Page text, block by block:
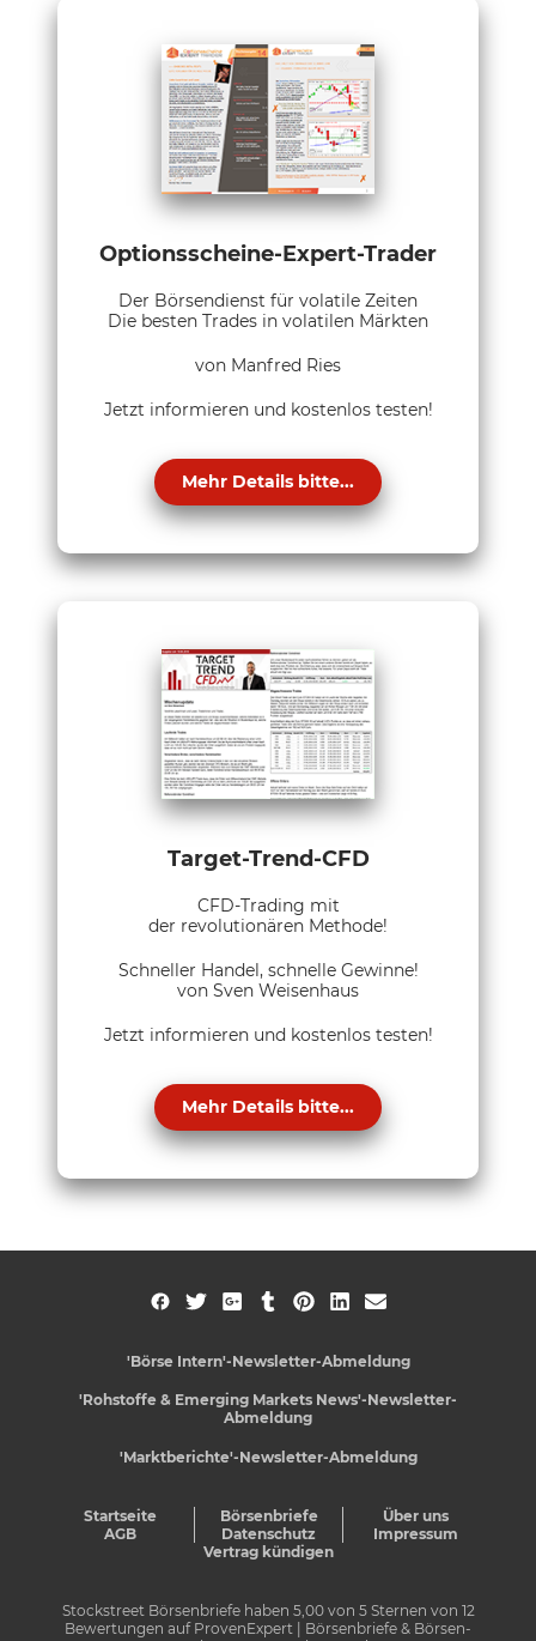
Optionsscheine-Expert-Trader
Der Börsendienst für volatile Zeiten
Die besten Trades in volatilen Märkten
von Manfred Ries
Jetzt informieren und kostenlos testen!
Mehr Details bitte...
Target-Trend-CFD
CFD-Trading mit
der revolutionären Methode!
Schneller Handel, schnelle Gewinne!
von Sven Weisenhaus
Jetzt informieren und kostenlos testen!
Mehr Details bitte...
'Börse Intern'-Newsletter-Abmeldung
'Rohstoffe & Emerging Markets News'-Newsletter-
Abmeldung
'Marktberichte'-Newsletter-Abmeldung
Startseite Börsenbriefe
Über uns
AGB
Datenschutz
Impressum
Vertrag kündigen
Stockstreet Börsenbriefe haben 5,00von 5Sternen von 12
Bewertungen auf ProvenExpert
| Börsenbriefe & Börsen-